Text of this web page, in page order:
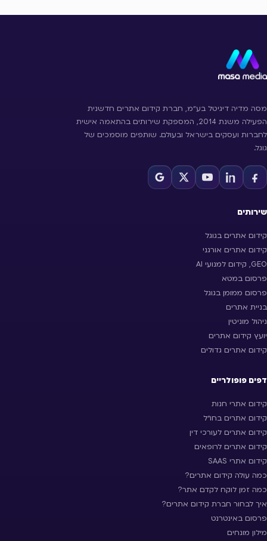
מסה מדיה דיגיטל בע״מ, חברת קידום אתרים חדשנית
הפעילה משנת 2014, המספקת שירותים בהתאמה אישית
לחברות ועסקים בישראל ובעולם. שותפים מוסמכים של
גוגל.
שירותים
קידום אתרים בגוגל
קידום אתרים אורגני
GEO, קידום למנועי AI
פרסום במטא
פרסום ממומן בגוגל
בניית אתרים
ניהול מוניטין
יועץ קידום אתרים
קידום אתרים גדולים
דפים פופולריים
קידום אתרי חנות
קידום אתרים בחו״ל
קידום אתרים לעורכי דין
קידום אתרים לרופאים
קידום אתרי SAAS
כמה עולה קידום אתרים?
כמה זמן לוקח לקדם אתר?
איך לבחור חברת קידום אתרים?
פרסום באינטרנט
מילון מונחים